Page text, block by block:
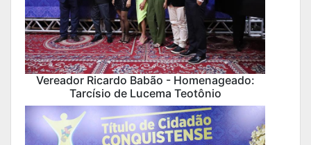
Vereador Ricardo Babão - Homenageado:
Tarcísio de Lucema Teotônio